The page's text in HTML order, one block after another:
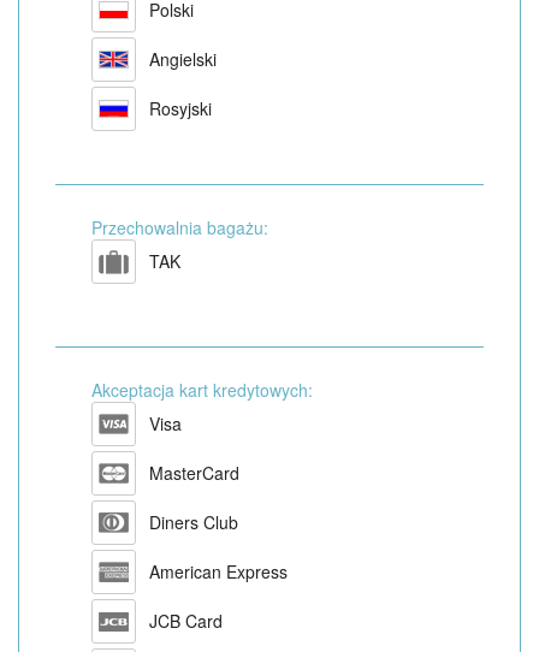
Polski
Angielski
Rosyjski
Przechowalnia bagażu:
TAK
Akceptacja kart kredytowych:
Visa
MasterCard
Diners Club
American Express
JCB Card